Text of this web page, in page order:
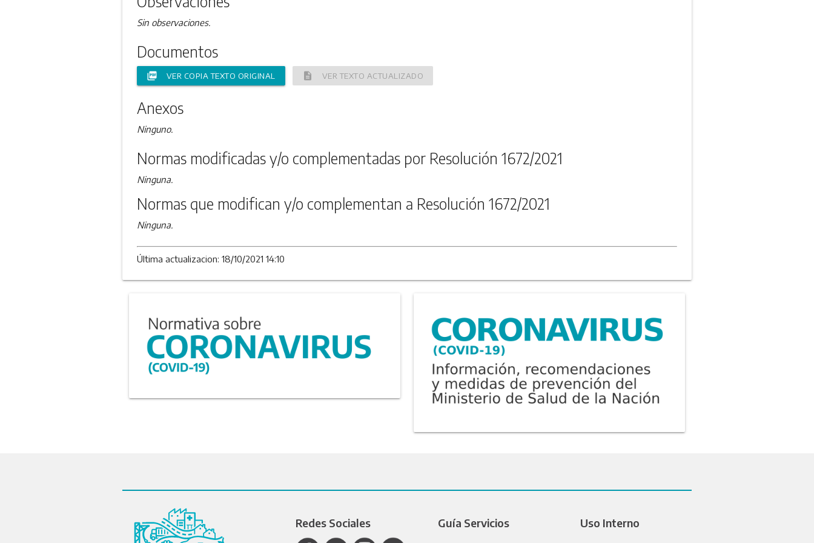
Sin observaciones.
Documentos
picture_as_pdf VER COPIA TEXTO ORIGINAL description VER TEXTO ACTUALIZADO
Anexos
Ninguno.
Normas modificadas y/o complementadas por Resolución 1672/2021
Ninguna.
Normas que modifican y/o complementan a Resolución 1672/2021
Ninguna.
Última actualizacion: 18/10/2021 14:10
Redes Sociales Guía Servicios Uso Interno